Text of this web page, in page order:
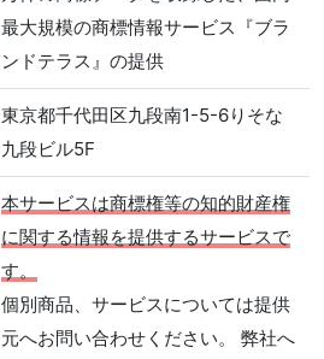
最大規模の商標情報サービス『ブラ
ンドテラス』の提供
東京都千代田区九段南1-5-6りそな
九段ビル5F
本サービスは商標権等の知的財産権
に関する情報を提供するサービスで
す。
個別商品、サービスについては提供
元へお問い合わせください。 弊社へ